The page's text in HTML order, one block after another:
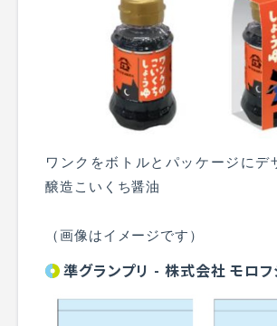
ワンクをボトルとパッケージにデ
醸造こいくち醤油
（画像はイメージです）
準グランプリ - 株式会社 モロフ